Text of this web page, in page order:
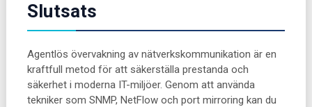
Slutsats
Agentlös övervakning av nätverkskommunikation är en
kraftfull metod för att säkerställa prestanda och
säkerhet i moderna IT-miljöer. Genom att använda
tekniker som SNMP, NetFlow och port mirroring kan du